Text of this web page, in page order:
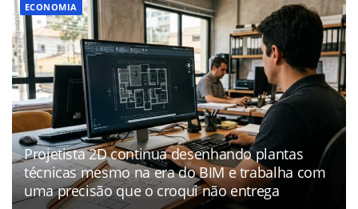
ECONOMIA
Projetista 2D continua desenhando plantas
técnicas mesmo na era do BIM e trabalha com
uma precisão que o croqui não entrega